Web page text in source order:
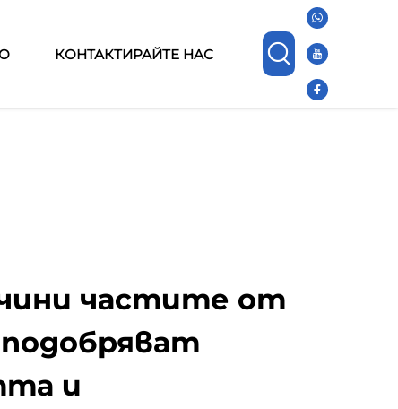
КОНТАКТИРАЙТЕ НАС
частите от
и